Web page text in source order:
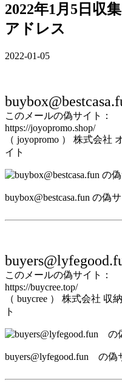
2022年1月5日収
アドレス
2022-01-05
このメールの偽サイト：
https://joyopromo.shop/
（ joyopromo ） 株式会社
イト
buybox@bestcasa.fun の偽
このメールの偽サイト：
https://buycree.top/
（ buycree ） 株式会社
ト
buyers@lyfegood.fun の偽